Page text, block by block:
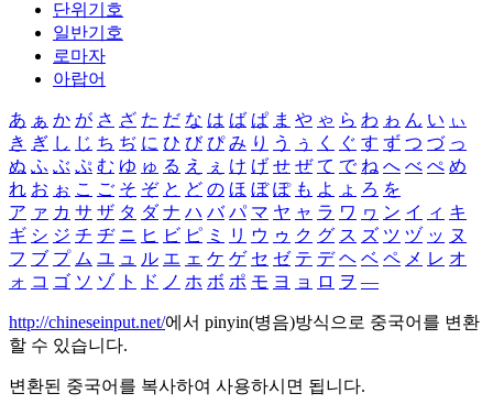
단위기호
일반기호
로마자
아랍어
あ ぁ か が さ ざ た だ な は ば ぱ ま や ゃ ら わ ゎ ん い ぃ
き ぎ し じ ち ぢ に ひ び ぴ み り う ぅ く ぐ す ず つ づ っ
ぬ ふ ぶ ぷ む ゆ ゅ る え ぇ け げ せ ぜ て で ね へ べ ぺ め
れ お ぉ こ ご そ ぞ と ど の ほ ぼ ぽ も よ ょ ろ を
ア ァ カ サ ザ タ ダ ナ ハ バ パ マ ヤ ャ ラ ワ ヮ ン イ ィ キ
ギ シ ジ チ ヂ ニ ヒ ビ ピ ミ リ ウ ゥ ク グ ス ズ ツ ヅ ッ ヌ
フ ブ プ ム ユ ュ ル エ ェ ケ ゲ セ ゼ テ デ ヘ ベ ペ メ レ オ
ォ コ ゴ ソ ゾ ト ド ノ ホ ボ ポ モ ヨ ョ ロ ヲ ―
http://chineseinput.net/에서 pinyin(병음)방식으로 중국어를 변환
할 수 있습니다.
변환된 중국어를 복사하여 사용하시면 됩니다.